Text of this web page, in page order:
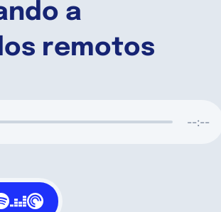
a
remotos
--:--